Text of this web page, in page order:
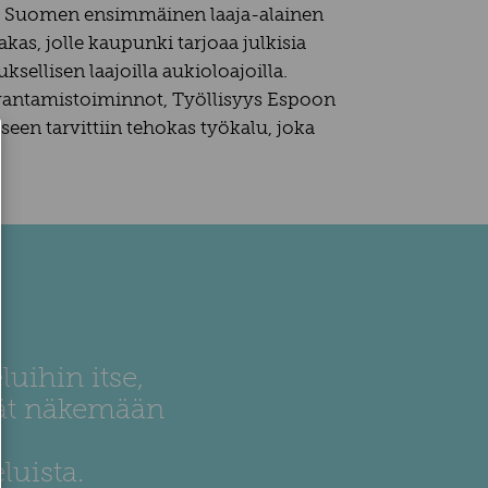
ensimmäinen laaja-alainen
jolle kaupunki tarjoaa julkisia
laajoilla aukioloajoilla.
Työllisyys Espoon
tarvittiin tehokas työkalu, joka
itse,
näkemään